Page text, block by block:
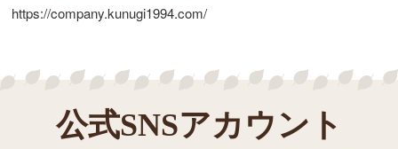
https://company.kunugi1994.com/
公式SNSアカウント